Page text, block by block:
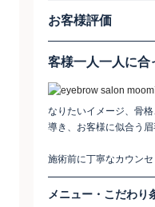
お客様評価
客様一人一人に合
なりたいイメージ、骨
導き、お客様に似合う眉
施術前に丁寧なカウンセ
メニュー・こだわり